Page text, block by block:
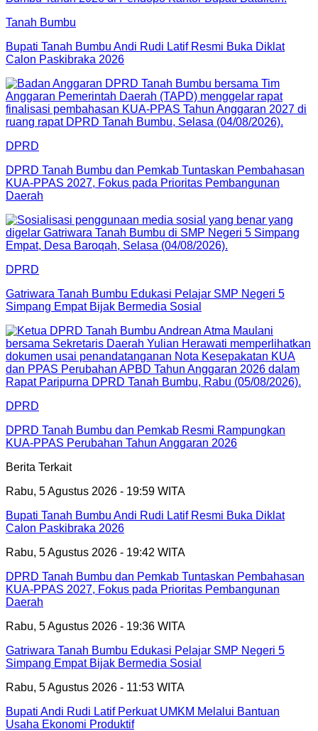
Tanah Bumbu
Bupati Tanah Bumbu Andi Rudi Latif Resmi Buka Diklat
Calon Paskibraka 2026
DPRD
DPRD Tanah Bumbu dan Pemkab Tuntaskan Pembahasan
KUA-PPAS 2027, Fokus pada Prioritas Pembangunan
Daerah
DPRD
Gatriwara Tanah Bumbu Edukasi Pelajar SMP Negeri 5
Simpang Empat Bijak Bermedia Sosial
DPRD
DPRD Tanah Bumbu dan Pemkab Resmi Rampungkan
KUA-PPAS Perubahan Tahun Anggaran 2026
Berita Terkait
Rabu, 5 Agustus 2026 - 19:59 WITA
Bupati Tanah Bumbu Andi Rudi Latif Resmi Buka Diklat
Calon Paskibraka 2026
Rabu, 5 Agustus 2026 - 19:42 WITA
DPRD Tanah Bumbu dan Pemkab Tuntaskan Pembahasan
KUA-PPAS 2027, Fokus pada Prioritas Pembangunan
Daerah
Rabu, 5 Agustus 2026 - 19:36 WITA
Gatriwara Tanah Bumbu Edukasi Pelajar SMP Negeri 5
Simpang Empat Bijak Bermedia Sosial
Rabu, 5 Agustus 2026 - 11:53 WITA
Bupati Andi Rudi Latif Perkuat UMKM Melalui Bantuan
Usaha Ekonomi Produktif